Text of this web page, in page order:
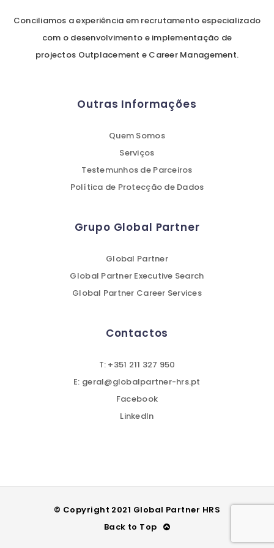
Conciliamos a experiência em recrutamento especializado
com o desenvolvimento e implementação de
projectos Outplacement e Career Management.
Outras Informações
Quem Somos
Serviços
Testemunhos de Parceiros
Política de Protecção de Dados
Grupo Global Partner
Global Partner
Global Partner Executive Search
Global Partner Career Services
Contactos
T: +351 211 327 950
E: geral@globalpartner-hrs.pt
Facebook
LinkedIn
© Copyright 2021 Global Partner HRS
Back to Top